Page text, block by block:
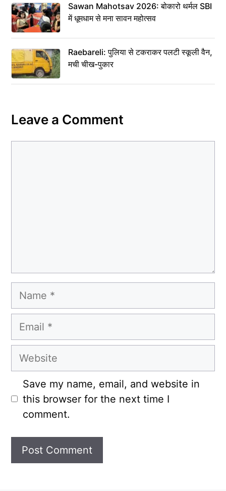
Sawan Mahotsav 2026: बोकारो थर्मल SBI
में धूमधाम से मना सावन महोत्सव
Raebareli: पुलिया से टकराकर पलटी स्कूली वैन,
मची चीख-पुकार
Leave a Comment
Name
Email
Website
Save my name, email, and website in
this browser for the next time I
comment.